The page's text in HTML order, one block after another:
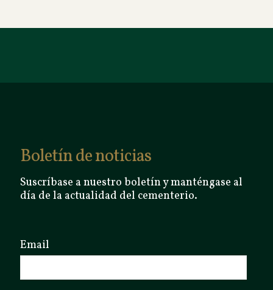
Boletín de noticias
Suscríbase a nuestro boletín y manténgase al
día de la actualidad del cementerio.
Email